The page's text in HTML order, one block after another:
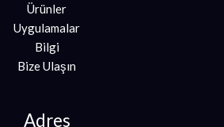
Ürünler
Uygulamalar
Bilgi
Bize Ulaşın
Adres